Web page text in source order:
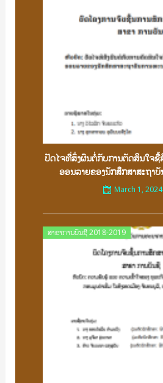
ປັດໄຈທີ່ສົ່ງຜົນຕໍ່ກັບການຕັດສິນໃຈຊື້
ອອນລາຍຂອງນັກສຶກສາສະຖາບັ
March 1, 2024
ສາຂາການບັນຊີ 2018-2019Posted
on